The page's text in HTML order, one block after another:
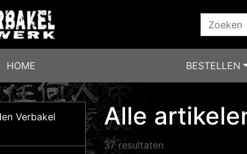
HOME BESTELLEN
Verbakel
Alle
37 resultaten